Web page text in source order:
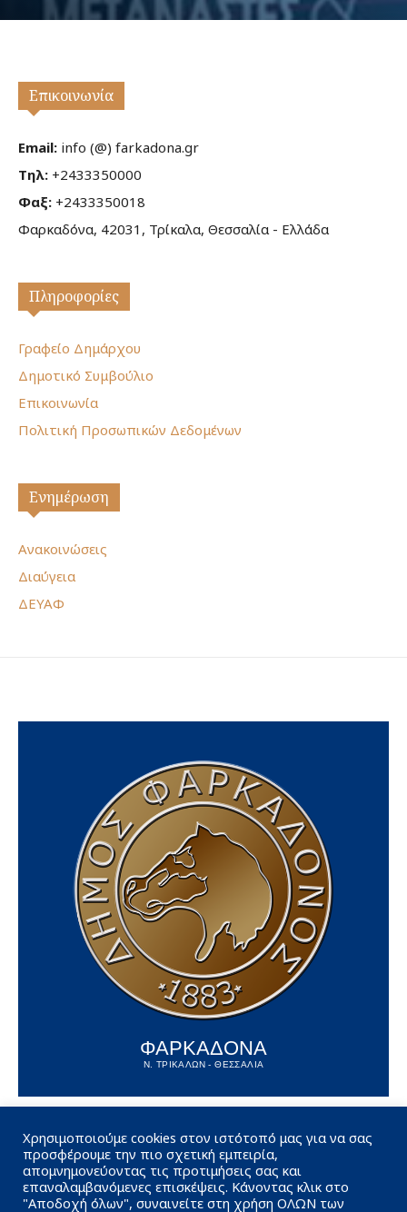
Επικοινωνία
Email: info (@) farkadona.gr
Τηλ: +2433350000
Φαξ: +2433350018
Φαρκαδόνα, 42031, Τρίκαλα, Θεσσαλία - Ελλάδα
Πληροφορίες
Γραφείο Δημάρχου
Δημοτικό Συμβούλιο
Επικοινωνία
Πολιτική Προσωπικών Δεδομένων
Ενημέρωση
Ανακοινώσεις
Διαύγεια
ΔΕΥΑΦ
ΦΑΡΚΑΔΟΝΑ
Ν. ΤΡΙΚΑΛΩΝ - ΘΕΣΣΑΛΙΑ
Χρησιμοποιούμε cookies στον ιστότοπό μας για να σας
προσφέρουμε την πιο σχετική εμπειρία,
απομνημονεύοντας τις προτιμήσεις σας και
επαναλαμβανόμενες επισκέψεις. Κάνοντας κλικ στο
"Αποδοχή όλων", συναινείτε στη χρήση ΟΛΩΝ των